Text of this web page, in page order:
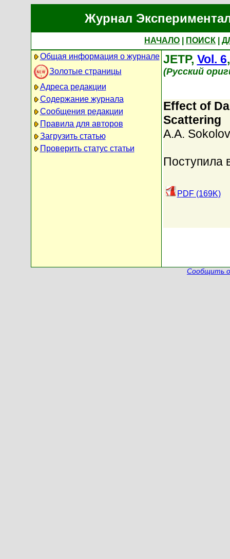
Журнал
НАЧАЛО ПОИСК
Общая информация о журнале
Золотые страницы
Адреса редакции
Содержание журнала
Сообщения редакции
Правила для авторов
Загрузить статью
Проверить статус статьи
JETP, Vol. 6
(Русский
Effect of
Scattering
A.A. Sokolov
Поступила
PDF (169K)
Сообщить о